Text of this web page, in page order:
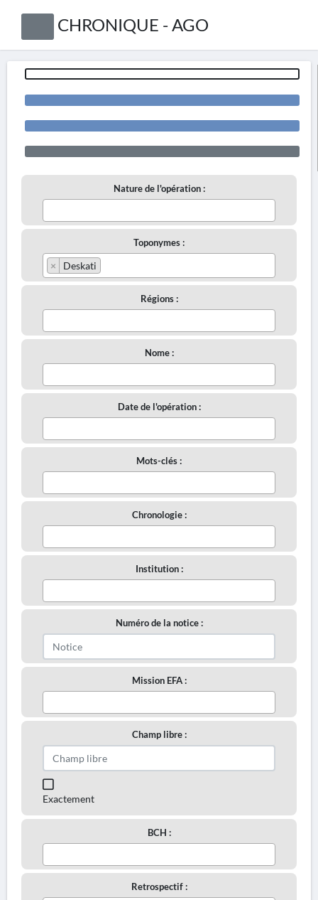
CHRONIQUE - AGO
Nature de l'opération :
Toponymes :
× Deskati
Régions :
Nome :
Date de l'opération :
Mots-clés :
Chronologie :
Institution :
Numéro de la notice :
Mission EFA :
Champ libre :
Exactement
BCH :
Retrospectif :